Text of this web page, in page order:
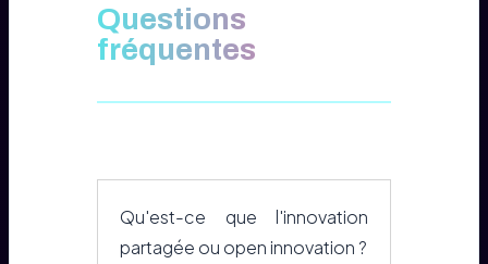
Questions
fréquentes
Qu'est-ce que l'innovation
partagée ou open innovation ?